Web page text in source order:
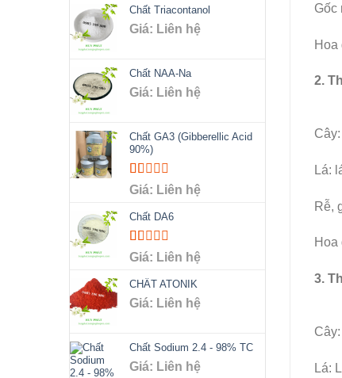
Chất Triacontanol
Giá: Liên hệ
Chất NAA-Na
Giá: Liên hệ
Chất GA3 (Gibberellic Acid
90%)
Rated
out
5
Giá: Liên hệ
Chất DA6
Rated
out
5
Giá: Liên hệ
CHẤT ATONIK
Giá: Liên hệ
Chất Sodium 2.4 - 98% TC
Giá: Liên hệ
Gốc
Hoa
2.
Lá:
Rễ,
Hoa
3.
Lá: